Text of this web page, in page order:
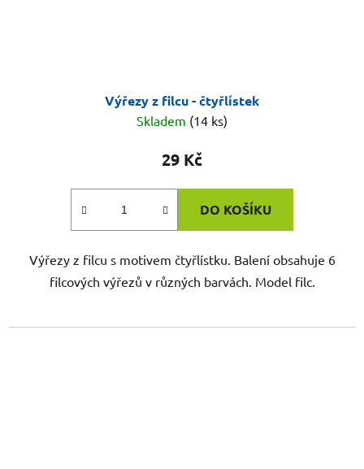
Výřezy z filcu - čtyřlístek
Skladem (14 ks)
29 Kč
DO KOŠÍKU
Výřezy z filcu s motivem čtyřlístku. Balení obsahuje 6
filcových výřezů v různých barvách. Model filc.